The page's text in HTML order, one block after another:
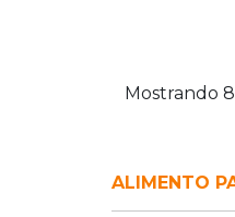
Mostrando
ALIMENTO